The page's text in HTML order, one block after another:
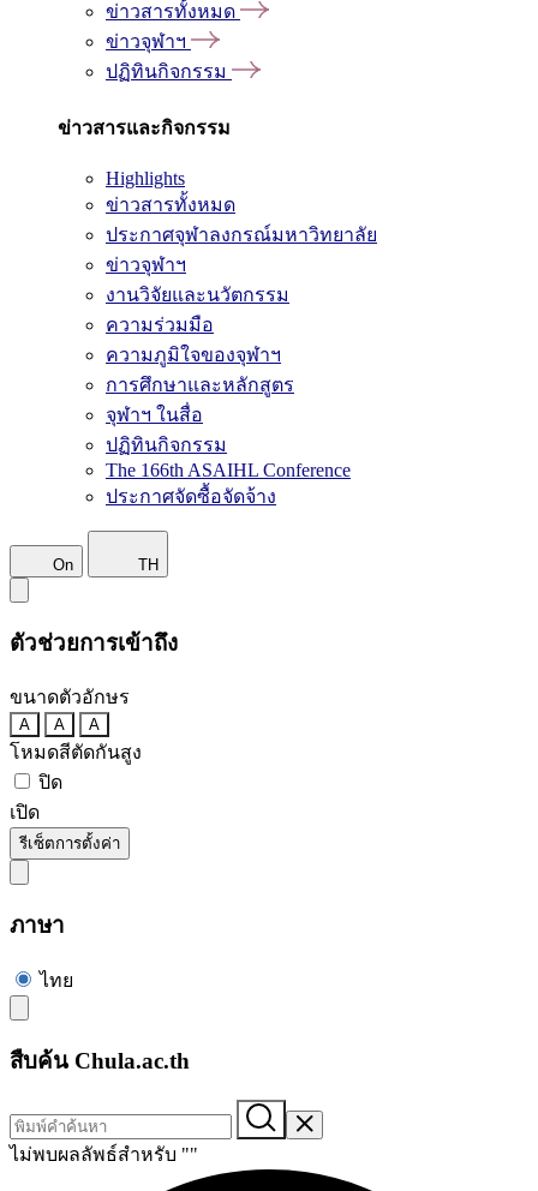
ข่าวสารทั้งหมด
ข่าวจุฬาฯ
ปฏิทินกิจกรรม
ข่าวสารและกิจกรรม
Highlights
ข่าวสารทั้งหมด
ประกาศจุฬาลงกรณ์มหาวิทยาลัย
ข่าวจุฬาฯ
งานวิจัยและนวัตกรรม
ความร่วมมือ
ความภูมิใจของจุฬาฯ
การศึกษาและหลักสูตร
จุฬาฯ ในสื่อ
ปฏิทินกิจกรรม
The 166th ASAIHL Conference
ประกาศจัดซื้อจัดจ้าง
On TH
ตัวช่วยการเข้าถึง
ขนาดตัวอักษร
A A A
โหมดสีตัดกันสูง
ปิด
เปิด
รีเซ็ตการตั้งค่า
ภาษา
ไทย
สืบค้น Chula.ac.th
ไม่พบผลลัพธ์สำหรับ ""